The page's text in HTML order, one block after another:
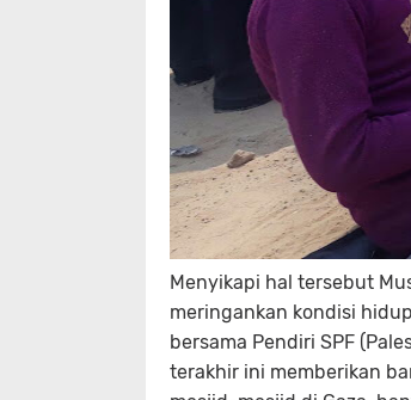
Menyikapi hal tersebut
meringankan kondisi
bersama Pendiri SPF
terakhir ini memberikan